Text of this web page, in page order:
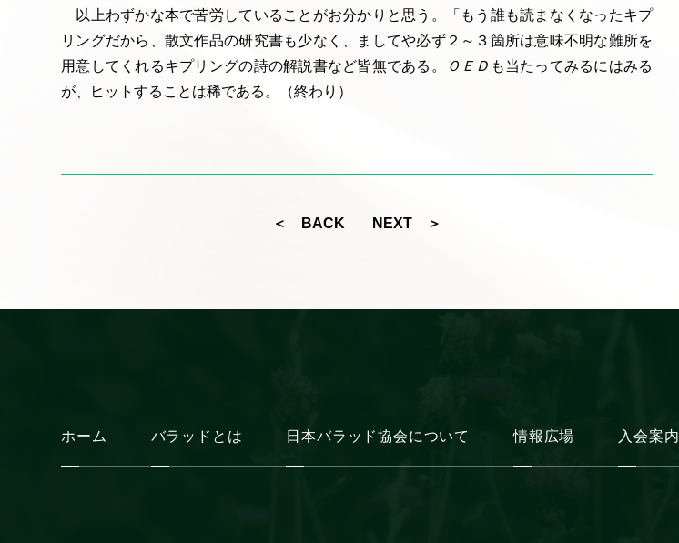
以上わずかな本で苦労していることがお分かりと思う。「もう誰も読まなくなったキプ
リングだから、散文作品の研究書も少なく、ましてや必ず２～３箇所は意味不明な難所を
用意してくれるキプリングの詩の解説書など皆無である。
ＯＥＤ も当たってみるにはみる
が、ヒットすることは稀である。（終わり）
＜ BACK NEXT ＞
ホーム バラッドとは 日本バラッド協会について 情報広場 入会案内